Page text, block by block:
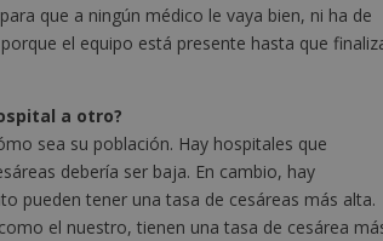
que a ningún médico le vaya bien, ni ha de
el equipo está presente hasta que
a otro?
sea su población. Hay hospitales que
debería ser baja. En cambio, hay
pueden tener una tasa de cesáreas más alta.
el nuestro, tienen una tasa de cesárea